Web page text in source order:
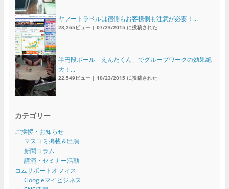
ヤフートラベルは宿側もお客様側も注意が必要！...
28,265ビュー| 07/23/2015 に投稿された
半円段ボール「えんたくん」でグループワークの効果絶
大！...
22,549ビュー| 10/23/2015 に投稿された
カテゴリー
ご挨拶・お知らせ
マスコミ掲載＆出演
新聞コラム
講演・セミナー活動
コムサポートオフィス
Googleマイビジネス